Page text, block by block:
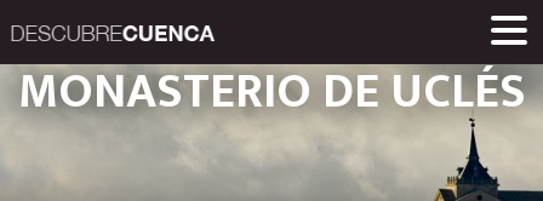
Descubre
INICIO
RUTAS
ENCLAVES Y POBLACIONES
EVENTOS
ENLACES
MUSEOS
GASTRONOMÍA
PRODUCTOS
Una iniciativa de
Diputación
MONASTERIO DE UCLÉS